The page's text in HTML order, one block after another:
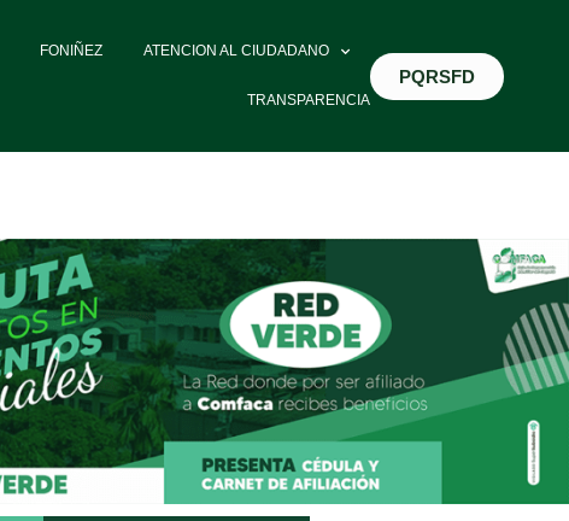
FONIÑEZ ATENCION AL CIUDADANO
TRANSPARENCIA
PQRSFD